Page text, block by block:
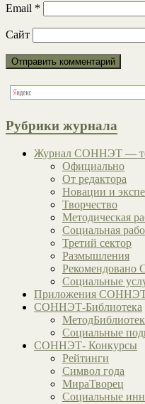
Email *
Сайт
Рубрики журнала
Журнал СОННЭТ —
Официально
От редактора
Новации и
Творчество
Методическая
Социальная
Третий сектор
Размышления
Социальные
Приложения
СОННЭТ-Библиотека
Социальные
СОННЭТ- Конкурсы
Рейтинги
Символ года
МираТворец
Социальные